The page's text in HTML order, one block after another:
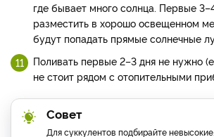
где бывает много солнца. Первые
разместить в хорошо освещенном
будут попадать прямые солнечные
Поливать первые 2–3 дня не нужно
не стоит рядом с отопительными
Совет
Для суккулентов подбирайте